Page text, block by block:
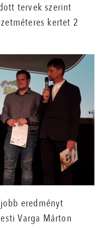
tervek szerint
kertet 2
eredményt
Varga Márton